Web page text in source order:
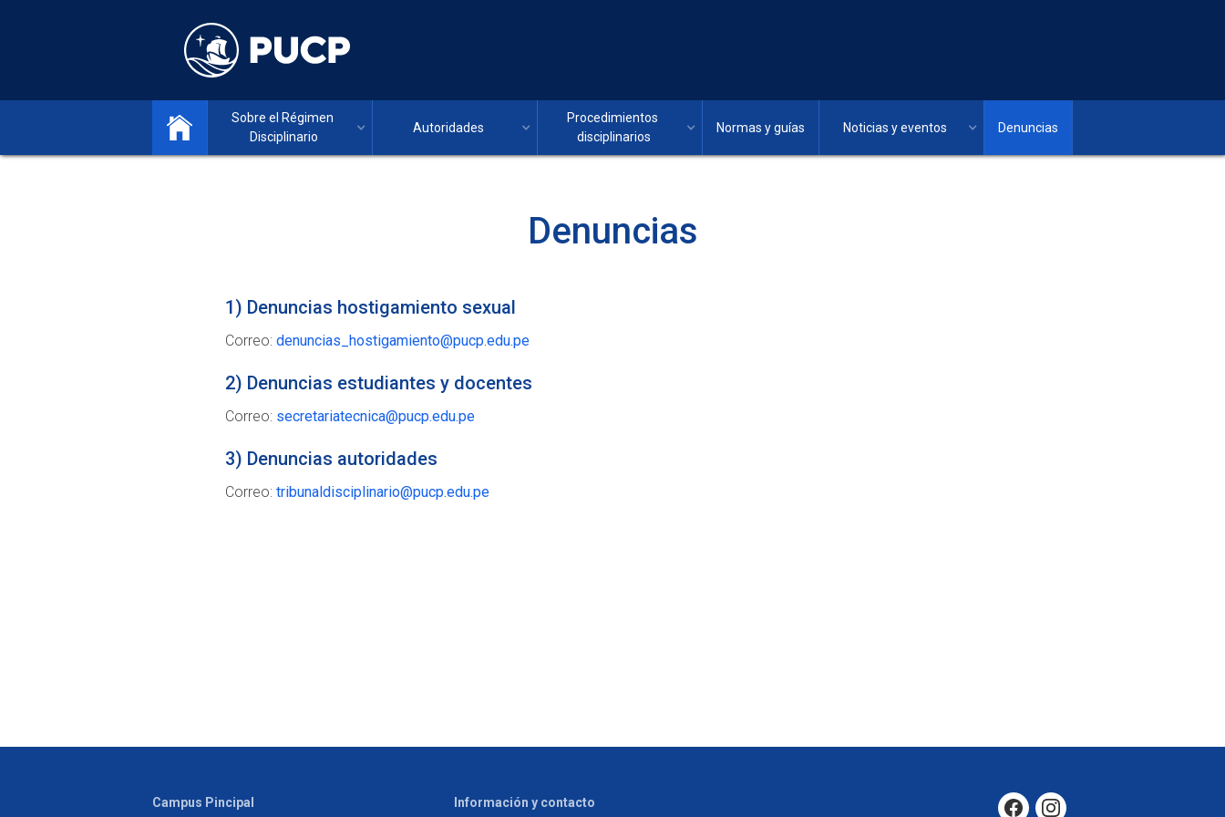
Sobre el Régimen
Disciplinario
Autoridades
Procedimientos
disciplinarios
Normas y guías Noticias y eventos Denuncias
Denuncias
1) Denuncias hostigamiento sexual
Correo: denuncias_hostigamiento@pucp.edu.pe
2) Denuncias estudiantes y docentes
Correo: secretariatecnica@pucp.edu.pe
3) Denuncias autoridades
Correo: tribunaldisciplinario@pucp.edu.pe
Campus Pincipal
Información y contacto